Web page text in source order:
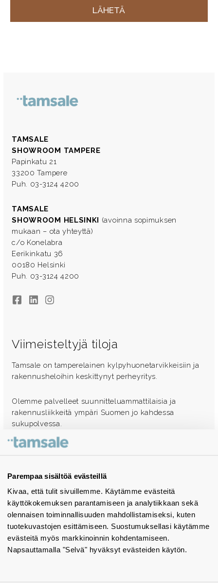
Parempaa sisältöä evästeillä
Kivaa, että tulit sivuillemme. Käytämme evästeitä
käyttökokemuksen parantamiseen ja analytiikkaan sekä
olennaisen toiminnallisuuden mahdollistamiseksi, kuten
tuotekuvastojen esittämiseen. Suostumuksellasi käytämme
evästeitä myös markkinoinnin kohdentamiseen.
Napsauttamalla "Selvä" hyväksyt evästeiden käytön.
TAMSALE
SHOWROOM TAMPERE
Papinkatu 21
33200 Tampere
Puh. 03-3124 4200
TAMSALE
SHOWROOM HELSINKI (avoinna sopimuksen
mukaan – ota yhteyttä)
c/o Konelabra
Eerikinkatu 36
00180 Helsinki
Puh. 03-3124 4200
FacebookLinkedInInstagram
Viimeisteltyjä tiloja
Tamsale on tamperelainen kylpyhuonetarvikkeisiin ja
rakennusheloihin keskittynyt perheyritys.
Olemme palvelleet suunnitteluammattilaisia ja
rakennusliikkeitä ympäri Suomen jo kahdessa
sukupolvessa.
Ota yhteyttä - autamme mielellämme
Tuotekuvastot
Instagram
BIM-objektit
Yhteystiedot
Tiedotteet